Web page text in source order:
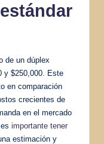
de un dúplex
y $250,000. Este
en comparación
crecientes de
en el mercado
importante tener
estimación y